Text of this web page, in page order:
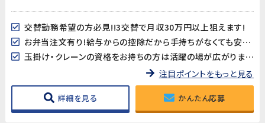
交替勤務希望の方必見!!3交替で月収30万円以上狙えます!
お弁当注文有り!給与からの控除だから手持ちがなくても安心♪
玉掛け・クレーンの資格をお持ちの方は活躍の場が広がります！※資格必須ではありません
注目ポイントをもっと見る
詳細を見る かんたん応募